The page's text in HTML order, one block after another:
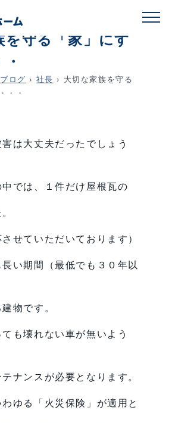
を守る「家」にす
ログ › 社長 › 大切な家族を守る
・・
は大丈夫だったでしょう
では、１件だけ屋根瓦の
させていただいております）
い期間（最低でも３０年以
物です。
も壊れない車が無いよう
ナンスが必要となります。
ゆる「火災保険」が適用と